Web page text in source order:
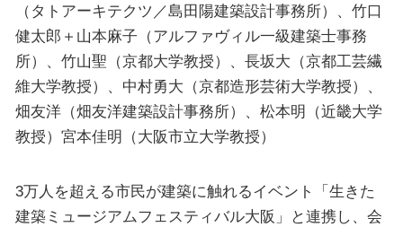
（タトアーキテクツ／島田陽建築設計事務所）、竹口
健太郎＋山本麻子（アルファヴィル一級建築士事務
所）、竹山聖（京都大学教授）、長坂大（京都工芸繊
維大学教授）、中村勇大（京都造形芸術大学教授）、
畑友洋（畑友洋建築設計事務所）、松本明（近畿大学
教授）宮本佳明（大阪市立大学教授）
3万人を超える市民が建築に触れるイベント「生きた
建築ミュージアムフェスティバル大阪」と連携し、会